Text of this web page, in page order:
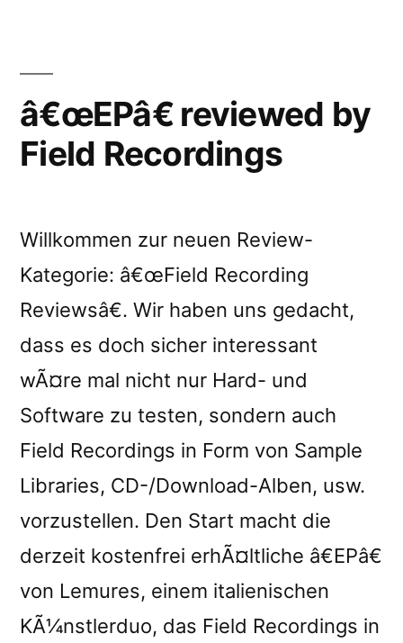
â€œEPâ€ reviewed by
Field Recordings
Willkommen zur neuen Review-
Kategorie: â€œField Recording
Reviewsâ€. Wir haben uns gedacht,
dass es doch sicher interessant
wÃ¤re mal nicht nur Hard- und
Software zu testen, sondern auch
Field Recordings in Form von Sample
Libraries, CD-/Download-Alben, usw.
vorzustellen. Den Start macht die
derzeit kostenfrei erhÃ¤ltliche â€EPâ€
von Lemures, einem italienischen
KÃ¼nstlerduo, das Field Recordings in